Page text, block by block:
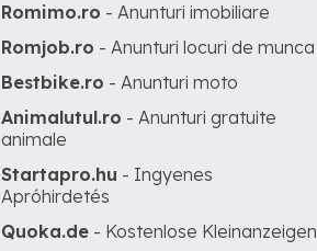
Romimo.ro - Anunturi imobiliare
Romjob.ro - Anunturi locuri de munca
Bestbike.ro - Anunturi moto
Animalutul.ro - Anunturi gratuite
animale
Startapro.hu - Ingyenes
Apróhirdetés
Quoka.de - Kostenlose Kleinanzeigen